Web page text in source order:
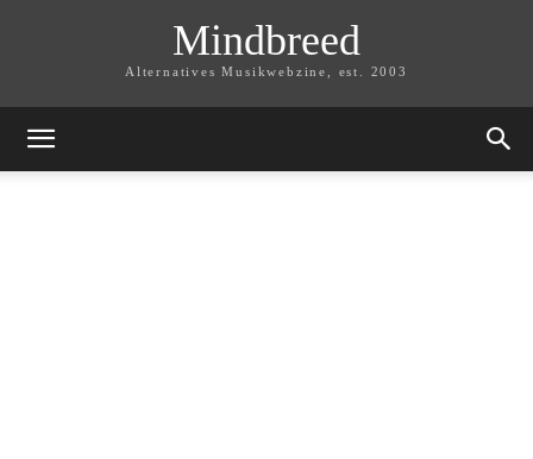
Mindbreed
Alternatives Musikwebzine, est. 2003